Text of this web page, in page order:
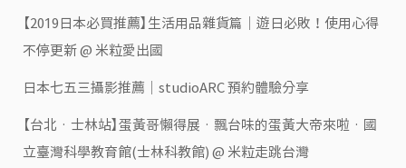
【2019日本必買推薦】生活用品雜貨篇｜遊日必敗！使用心得
不停更新 @ 米粒愛出國
日本七五三攝影推薦｜studioARC 預約體驗分享
【台北‧士林站】蛋黃哥懶得展‧飄台味的蛋黃大帝來啦‧國
立臺灣科學教育館(士林科教館) @ 米粒走跳台灣